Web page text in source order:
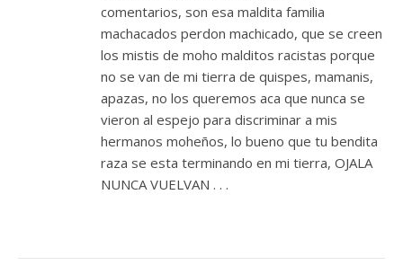
comentarios, son esa maldita familia
machacados perdon machicado, que se creen
los mistis de moho malditos racistas porque
no se van de mi tierra de quispes, mamanis,
apazas, no los queremos aca que nunca se
vieron al espejo para discriminar a mis
hermanos moheños, lo bueno que tu bendita
raza se esta terminando en mi tierra, OJALA
NUNCA VUELVAN . . .